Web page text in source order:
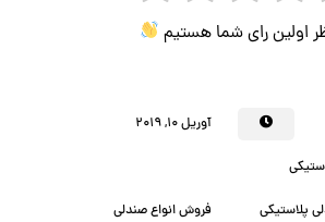
اولین رای شما هستیم
آوریل ۱۰, ۲۰۱۹
پلاستیکی فروش انواع صندلی